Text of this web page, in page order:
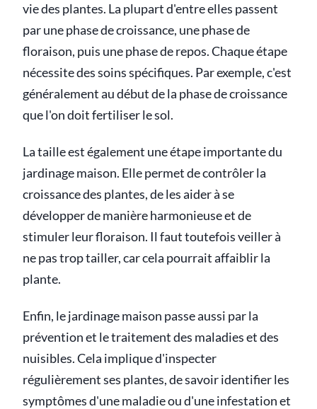
vie des plantes. La plupart d'entre elles passent
par une phase de croissance, une phase de
floraison, puis une phase de repos. Chaque étape
nécessite des soins spécifiques. Par exemple, c'est
généralement au début de la phase de croissance
que l'on doit fertiliser le sol.
La taille est également une étape importante du
jardinage maison. Elle permet de contrôler la
croissance des plantes, de les aider à se
développer de manière harmonieuse et de
stimuler leur floraison. Il faut toutefois veiller à
ne pas trop tailler, car cela pourrait affaiblir la
plante.
Enfin, le jardinage maison passe aussi par la
prévention et le traitement des maladies et des
nuisibles. Cela implique d'inspecter
régulièrement ses plantes, de savoir identifier les
symptômes d'une maladie ou d'une infestation et